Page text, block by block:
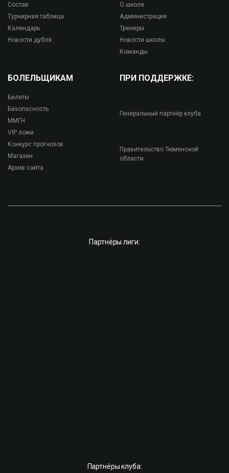
Состав
Турнирная таблица
Календарь
Новости дубля
О школе
Администрация
Тренеры
Новости школы
Команды
БОЛЕЛЬЩИКАМ
Билеты
Безопасность
ММГН
VIP ложи
Конкурс прогнозов
Магазин
Архив сайта
ПРИ ПОДДЕРЖКЕ:
Генеральный партнёр клуба
Правительство Тюменской
области
Партнёры лиги:
Партнёры клуба: